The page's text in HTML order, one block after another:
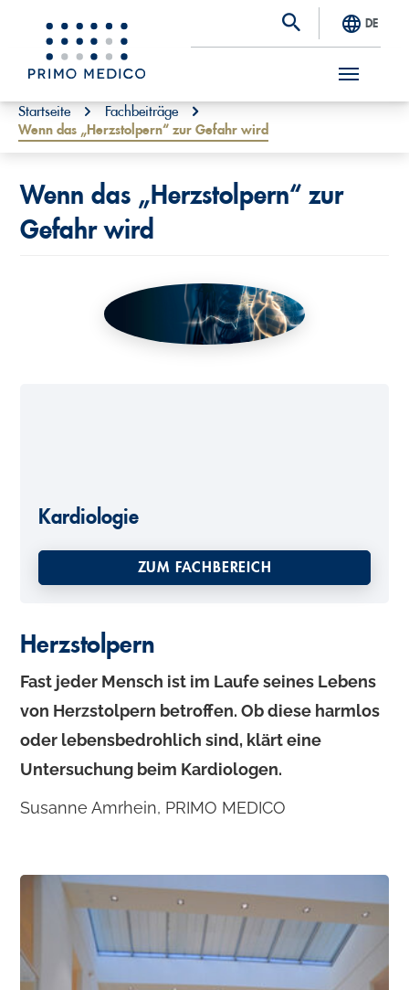
S
DE
You are here:
Startseite
Fachbeiträge
Wenn das „Herzstolpern“ zur Gefahr wird
Wenn das „Herzstolpern“ zur
Gefahr wird
Kardiologie
ZUM FACHBEREICH
Herzstolpern
Fast jeder Mensch ist im Laufe seines Lebens
von Herzstolpern betroffen. Ob diese harmlos
oder lebensbedrohlich sind, klärt eine
Untersuchung beim Kardiologen.
Susanne Amrhein, PRIMO MEDICO